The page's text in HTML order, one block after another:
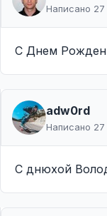
Написано 27
С Днем
adw0rd
Написано 27
С днюхой